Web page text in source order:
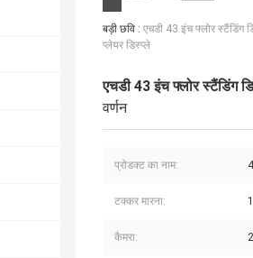
बड़ी छवि : एचडी 43 इंच फ्लोर स्टैंडिंग
प्लेयर डिस्प्ले
एचडी 43 इंच फ्लोर स्टैंडिंग
वर्णन
प्रोडक्ट का नाम:
टक्कर मारना:
कैमरा: